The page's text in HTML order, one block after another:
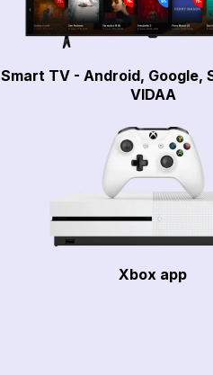
Smart TV - Android, Google,
VIDAA
Xbox app